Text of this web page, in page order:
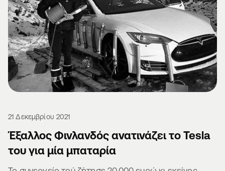
21 Δεκεμβρίου 2021
Έξαλλος Φινλανδός ανατινάζει το Tesla
του για μία μπαταρία